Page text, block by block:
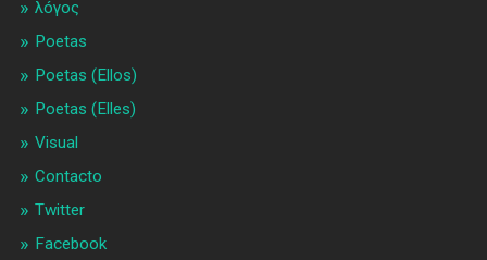
λóγος
Poetas
Poetas (Ellos)
Poetas (Elles)
Visual
Contacto
Twitter
Facebook